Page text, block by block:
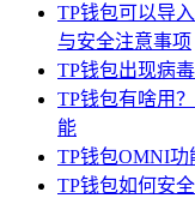
TP钱包可以导
与安全注意事项
TP钱包出现病
TP钱包有啥用
能
TP钱包OMNI功
TP钱包如何安